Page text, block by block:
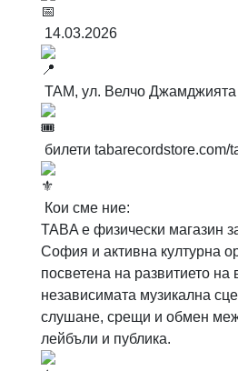
14.03.2026
ТАМ, ул. Велчо Джамджията
билети tabarecordstore.com/
Кои сме ние:
TABA е физически магазин
София и активна културна
посветена на развитието на
независимата музикална
слушане, срещи и обмен
лейбъли и публика.